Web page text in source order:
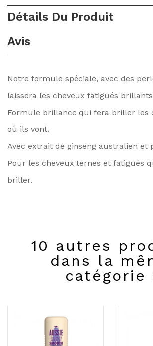
Détails Du Produit
Avis
Notre formule spéciale, avec des
laissera les cheveux fatigués
Formule brillance qui fera briller les
où ils vont.
Avec extrait de ginseng australien et
Pour les cheveux ternes et fatigués
briller.
10 autres
dans la
catégorie